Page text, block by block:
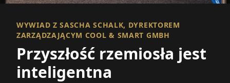
WYWIAD Z SASCHA SCHALK, DYREKTOREM
ZARZĄDZAJĄCYM COOL & SMART GMBH
Przyszłość rzemiosła jest
inteligentna